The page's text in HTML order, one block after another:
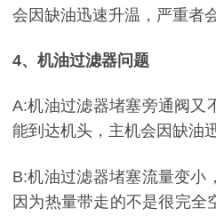
会因缺油迅速升温，严重者
4、机油过滤器问题
A:机油过滤器堵塞旁通阀又
能到达机头，主机会因缺油
B:机油过滤器堵塞流量变小
因为热量带走的不是很完全